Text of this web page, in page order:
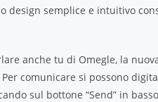
design semplice e intuitivo
anche tu di Omegle, la
Per comunicare si possono
sul bottone “Send” in